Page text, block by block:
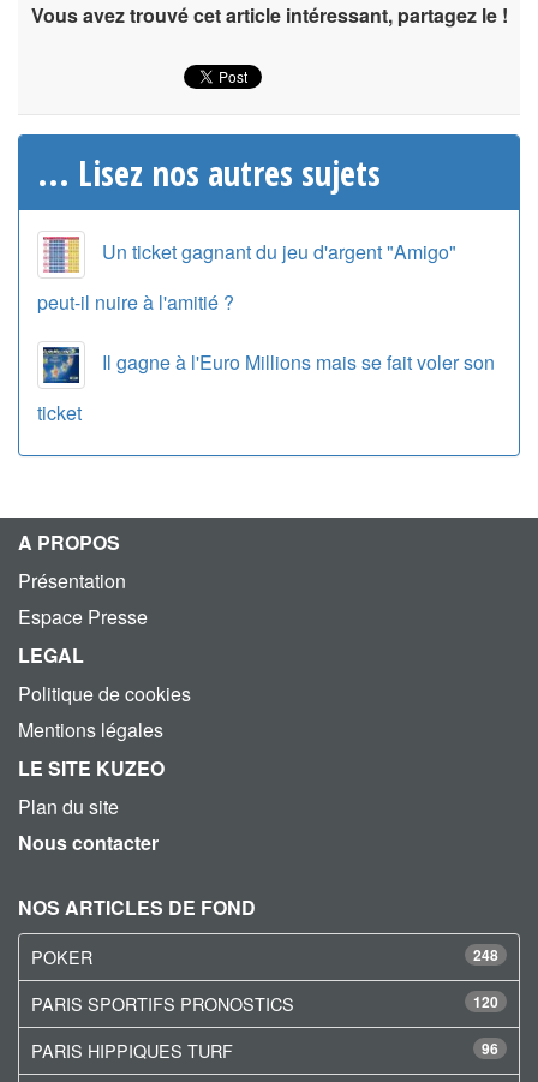
Vous avez trouvé cet article intéressant, partagez le !
... Lisez nos autres sujets
Un ticket gagnant du jeu d'argent "Amigo"
peut-il nuire à l'amitié ?
Il gagne à l'Euro Millions mais se fait voler son
ticket
A PROPOS
Présentation
Espace Presse
LEGAL
Politique de cookies
Mentions légales
LE SITE KUZEO
Plan du site
Nous contacter
NOS ARTICLES DE FOND
248
POKER
120
PARIS SPORTIFS PRONOSTICS
96
PARIS HIPPIQUES TURF